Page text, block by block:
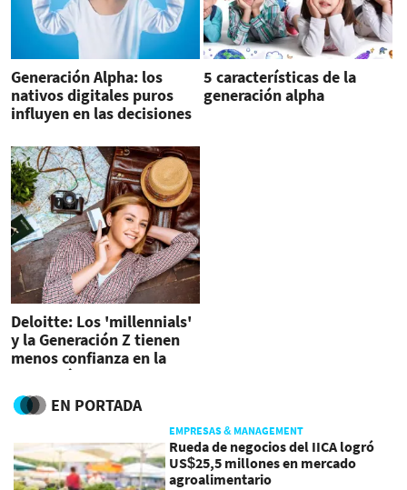
Generación Alpha: los
nativos digitales puros
influyen en las decisiones
5 características de la
generación alpha
Deloitte: Los 'millennials'
y la Generación Z tienen
menos confianza en la
economía, los medios de
comunicación y los
gobiernosEN PORTADA
EMPRESAS & MANAGEMENT
Rueda de negocios del IICA logró
US$25,5 millones en mercado
agroalimentario